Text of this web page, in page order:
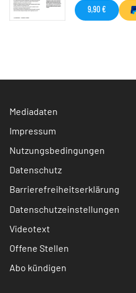
9,90 €
Mediadaten
Impressum
Nutzungsbedingungen
Datenschutz
Barrierefreiheitserklärung
Datenschutzeinstellungen
Videotext
Offene Stellen
Abo kündigen